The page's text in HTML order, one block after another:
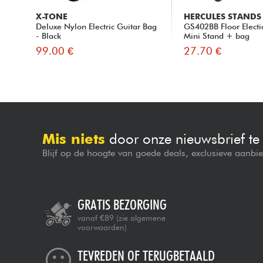
X-TONE
Deluxe Nylon Electric Guitar Bag
- Black
99.00 €
HERCULES STANDS
GS402BB Floor
Mini Stand + bag
27.70 €
Mis niets door onze nieuwsbrief
Blijf op de hoogte van goede deals, exclusieve
GRATIS BEZORGING
vanaf €89 (zie algemene
voorwaarden)
TEVREDEN OF TERUGBETAALD